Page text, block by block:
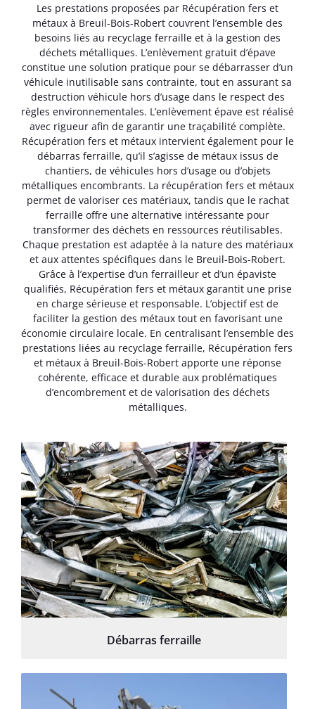
Les prestations proposées par Récupération fers et
métaux à Breuil-Bois-Robert couvrent l’ensemble des
besoins liés au recyclage ferraille et à la gestion des
déchets métalliques. L’enlèvement gratuit d’épave
constitue une solution pratique pour se débarrasser d’un
véhicule inutilisable sans contrainte, tout en assurant sa
destruction véhicule hors d’usage dans le respect des
règles environnementales. L’enlèvement épave est réalisé
avec rigueur afin de garantir une traçabilité complète.
Récupération fers et métaux intervient également pour le
débarras ferraille, qu’il s’agisse de métaux issus de
chantiers, de véhicules hors d’usage ou d’objets
métalliques encombrants. La récupération fers et métaux
permet de valoriser ces matériaux, tandis que le rachat
ferraille offre une alternative intéressante pour
transformer des déchets en ressources réutilisables.
Chaque prestation est adaptée à la nature des matériaux
et aux attentes spécifiques dans le Breuil-Bois-Robert.
Grâce à l’expertise d’un ferrailleur et d’un épaviste
qualifiés, Récupération fers et métaux garantit une prise
en charge sérieuse et responsable. L’objectif est de
faciliter la gestion des métaux tout en favorisant une
économie circulaire locale. En centralisant l’ensemble des
prestations liées au recyclage ferraille, Récupération fers
et métaux à Breuil-Bois-Robert apporte une réponse
cohérente, efficace et durable aux problématiques
d’encombrement et de valorisation des déchets
métalliques.
Débarras ferraille